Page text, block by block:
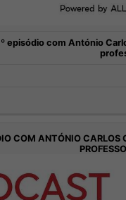
episódio com António